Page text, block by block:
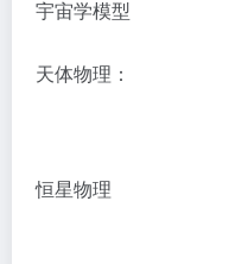
宇宙学模型
天体物理：
恒星物理